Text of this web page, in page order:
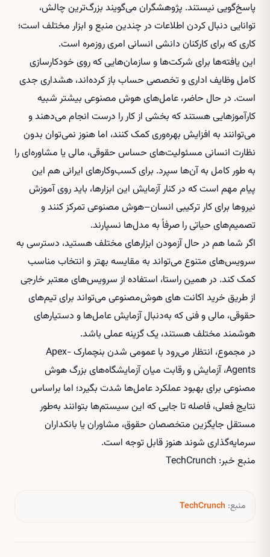
پاسخ‌گویی نیستند. پژوهشگران می‌گویند بزرگ‌ترین چالش،
توانایی دنبال کردن اطلاعات در چندین منبع و ابزار مختلف است؛
کاری که برای کارکنان دانشی انسانی امری روزمره است.
این یافته‌ها برای شرکت‌ها و سازمان‌هایی که روی خودکارسازی
کامل وظایف اداری و تخصصی حساب باز کرده‌اند، هشداری جدی
است. در حال حاضر، عامل‌های هوش مصنوعی بیشتر شبیه
کارآموزهایی هستند که بخشی از کار را درست انجام می‌دهند و
می‌توانند به افزایش بهره‌وری کمک کنند، اما هنوز نمی‌توان بدون
نظارت انسانی مسئولیت‌های حساس حقوقی، مالی یا مشاوره‌ای را
به طور کامل به آن‌ها سپرد. برای کسب‌وکارهای ایرانی هم این
پیام مهم است که در کنار آزمایش این ابزارها، باید روی آموزش
نیروها برای کار ترکیبی انسان–هوش مصنوعی تمرکز کنند و
تصمیم‌های حیاتی را صرفاً به مدل‌ها نسپارند.
اگر شما هم در حال آزمودن ابزارهای مختلف هستید، دسترسی به
سرویس‌های متنوع می‌تواند به مقایسه بهتر و انتخاب مناسب
کمک کند. در همین راستا، استفاده از سرویس‌های معتبر خارجی
از طریق خرید اکانت های هوش‌مصنوعی می‌تواند برای تیم‌های
حقوقی، مالی و فنی که به‌دنبال آزمایش عامل‌ها و دستیارهای
هوشمند مختلف هستند، یک گزینه عملی باشد.
در مجموع، انتظار می‌رود با عمومی شدن بنچمارک Apex-
Agents، آزمایش و رقابت میان آزمایشگاه‌های بزرگ هوش
مصنوعی برای بهبود عملکرد عامل‌ها شدت بگیرد؛ اما براساس
نتایج فعلی، فاصله تا جایی که این سیستم‌ها بتوانند به‌طور
مستقل جایگزین متخصصان حقوق، مشاوران یا بانکداران
سرمایه‌گذاری شوند هنوز قابل توجه است.
منبع خبر: TechCrunch
منبع: TechCrunch